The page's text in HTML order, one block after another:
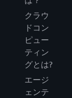
コンプライ
界フレーム
クラウ
ドコン
ピュー
ティン
グとは?
エージ
ェンテ